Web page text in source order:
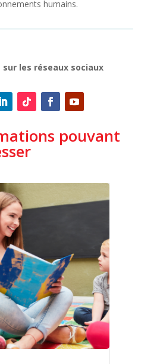
humains.
sur les réseaux sociaux
pouvant